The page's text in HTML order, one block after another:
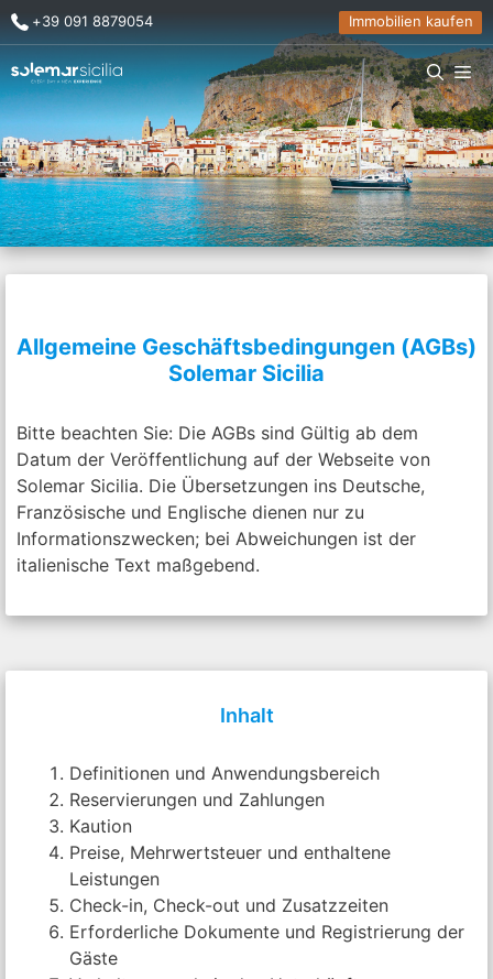
Zum
Inhalt
springen
+39 091 8879054 Immobilien kaufen
Allgemeine Geschäftsbedingungen (AGBs)
Solemar Sicilia
Bitte beachten Sie: Die AGBs sind Gültig ab dem
Datum der Veröffentlichung auf der Webseite von
Solemar Sicilia. Die Übersetzungen ins Deutsche,
Französische und Englische dienen nur zu
Informationszwecken; bei Abweichungen ist der
italienische Text maßgebend.
Inhalt
Definitionen und Anwendungsbereich
Reservierungen und Zahlungen
Kaution
Preise, Mehrwertsteuer und enthaltene
Leistungen
Check-in, Check-out und Zusatzzeiten
Erforderliche Dokumente und Registrierung der
Gäste